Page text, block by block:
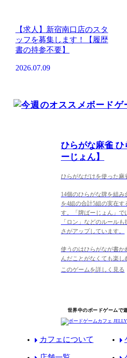
【求人】新宿南口店のスタ
ッフを募集します！【履歴
書の持参不要】
2026.07.09
ひらがな麻雀
ーじょん】
ひらがなだけを使った麻
14個のひらがな牌を組
を4組の合計5組の実在す
す。「牌ばーじょん」で
「ロン」などのルール
さがアップしています。
使うのはひらがなが書か
んだことがなくても楽し
このゲームを詳しく見る
世界中のボードゲームで
カフェについて